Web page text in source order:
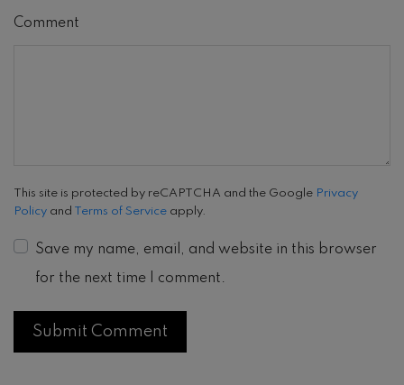
Comment
This site is protected by reCAPTCHA and the Google Privacy
Policy and Terms of Service apply.
Save my name, email, and website in this browser
for the next time I comment.